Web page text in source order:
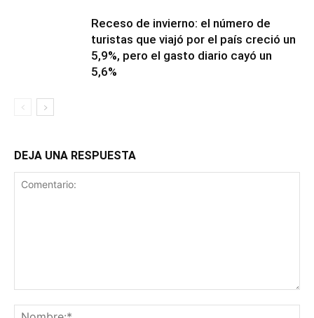
Receso de invierno: el número de
turistas que viajó por el país creció un
5,9%, pero el gasto diario cayó un
5,6%
DEJA UNA RESPUESTA